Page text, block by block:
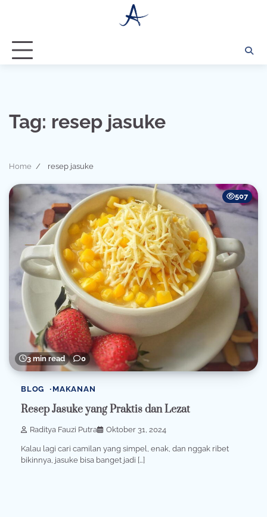
Tag: resep jasuke
Home resep jasuke
3 min read 0
507
BLOG MAKANAN
Resep Jasuke yang Praktis dan Lezat
Raditya Fauzi Putra Oktober 31, 2024
Kalau lagi cari camilan yang simpel, enak, dan nggak ribet
bikinnya, jasuke bisa banget jadi […]